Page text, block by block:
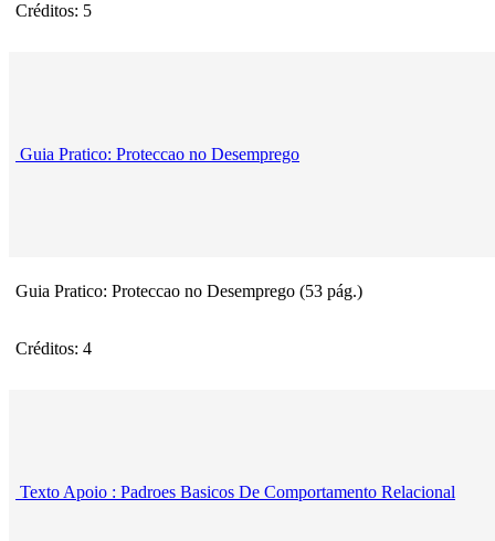
Créditos: 5
Guia Pratico: Proteccao no Desemprego
Guia Pratico: Proteccao no Desemprego (53 pág.)
Créditos: 4
Texto Apoio : Padroes Basicos De Comportamento Relacional